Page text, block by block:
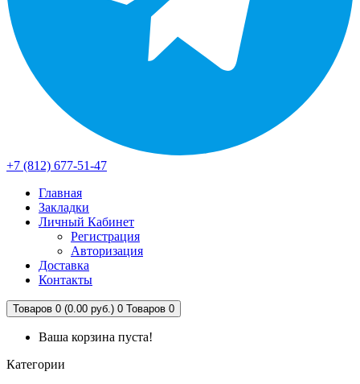
+7 (812) 677-51-47
Главная
Закладки
Личный Кабинет
Регистрация
Авторизация
Доставка
Контакты
Товаров 0 (0.00 руб.) 0 Товаров 0
Ваша корзина пуста!
Категории